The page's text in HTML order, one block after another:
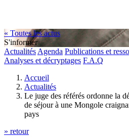
« Toutes les actus
S'informer
Actualités Agenda Publications et
Analyses et décryptages F.A.Q
Accueil
Actualités
Le juge des référés ordonne la
de séjour à une Mongole
pays
» retour